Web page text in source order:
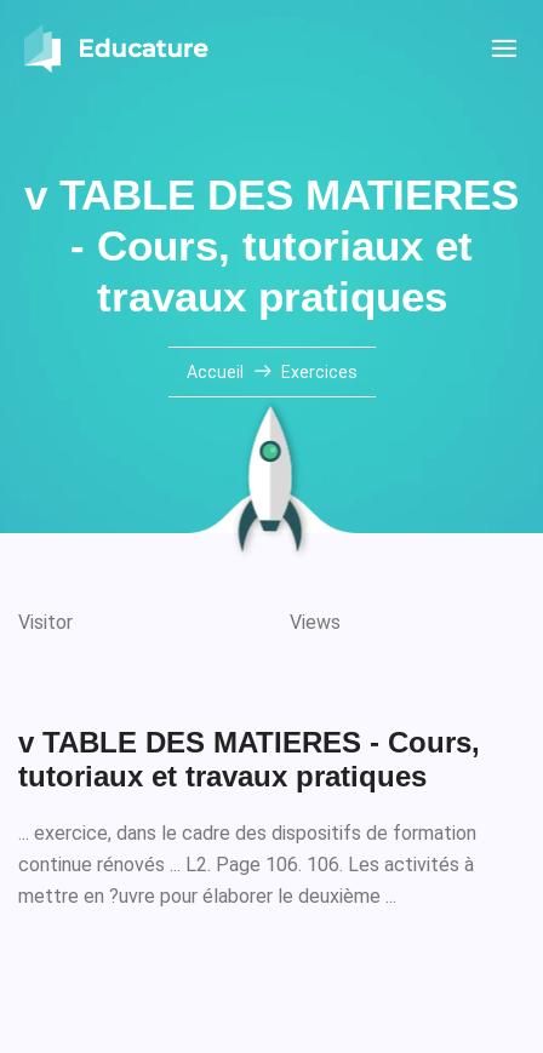
v TABLE DES MATIERES
- Cours, tutoriaux et
travaux pratiques
Accueil Exercices
Visitor Views
v TABLE DES MATIERES - Cours,
tutoriaux et travaux pratiques
... exercice, dans le cadre des dispositifs de formation
continue rénovés ... L2. Page 106. 106. Les activités à
mettre en ?uvre pour élaborer le deuxième ...